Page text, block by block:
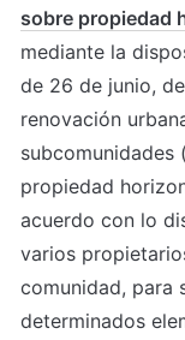
sobre propiedad
mediante la
de 26 de junio,
renovación
subcomunidades
propiedad
acuerdo con lo
varios
comunidad, para
determinados